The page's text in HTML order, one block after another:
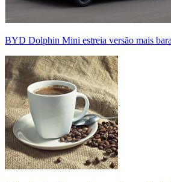
BYD Dolphin Mini estreia versão mais